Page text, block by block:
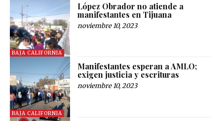
BAJA CALIFORNIA
López Obrador no atiende a
manifestantes en Tijuana
noviembre 10, 2023
BAJA CALIFORNIA
Manifestantes esperan a AMLO;
exigen justicia y escrituras
noviembre 10, 2023